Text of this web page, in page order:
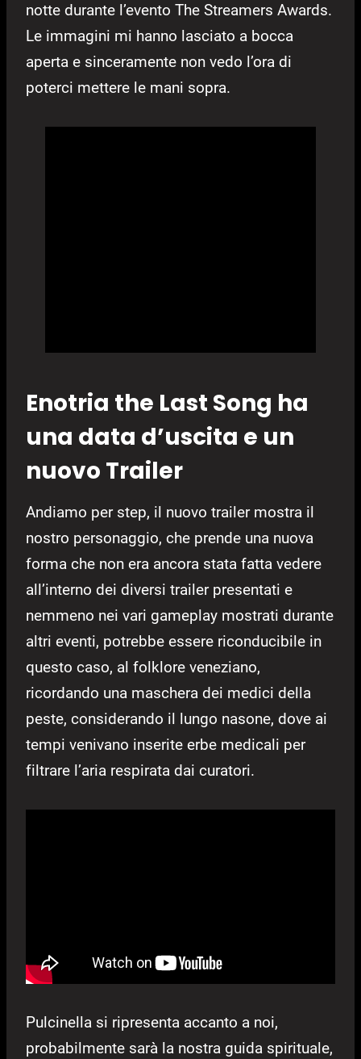
notte durante l’evento The Streamers Awards.
Le immagini mi hanno lasciato a bocca
aperta e sinceramente non vedo l’ora di
poterci mettere le mani sopra.
Enotria the Last Song ha
una data d’uscita e un
nuovo Trailer
Andiamo per step, il nuovo trailer mostra il
nostro personaggio, che prende una nuova
forma che non era ancora stata fatta vedere
all’interno dei diversi trailer presentati e
nemmeno nei vari gameplay mostrati durante
altri eventi, potrebbe essere riconducibile in
questo caso, al folklore veneziano,
ricordando una maschera dei medici della
peste, considerando il lungo nasone, dove ai
tempi venivano inserite erbe medicali per
filtrare l’aria respirata dai curatori.
Pulcinella si ripresenta accanto a noi,
probabilmente sarà la nostra guida spirituale,